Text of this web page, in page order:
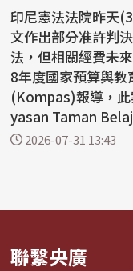
印尼憲法法院昨天
文作出部分准許判
法，但相關經費未
8年度國家預算與教育預算
(Kompas)報導，此
yasan Taman
養午餐...
2026-07-31 13:43
聯繫央廣